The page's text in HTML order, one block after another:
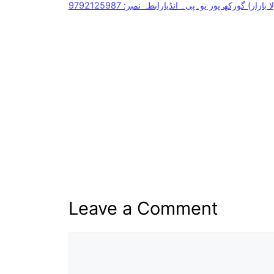
گورکھ پور یو۔پی۔ انڈیارابطہ نمبر: 9792125987
Leave a Comment